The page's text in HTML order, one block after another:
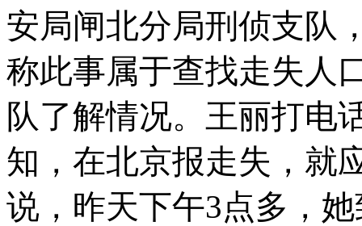
安局闸北分局刑侦支队
称此事属于查找走失人
队了解情况。王丽打电
知，在北京报走失，就
说，昨天下午3点多，